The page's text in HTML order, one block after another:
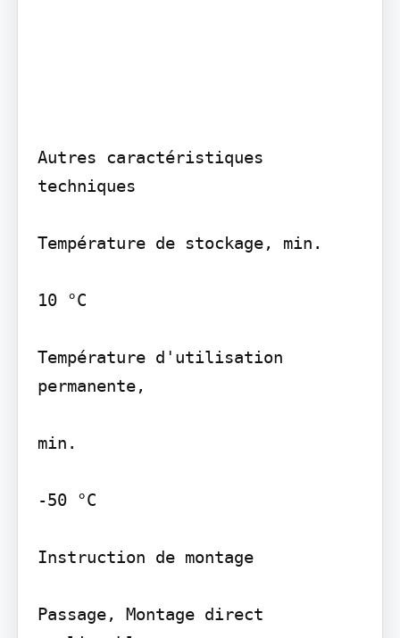
Autres caractéristiques
techniques
Température de stockage, min.
10 °C
Température d'utilisation
permanente,
min.
-50 °C
Instruction de montage
Passage, Montage direct